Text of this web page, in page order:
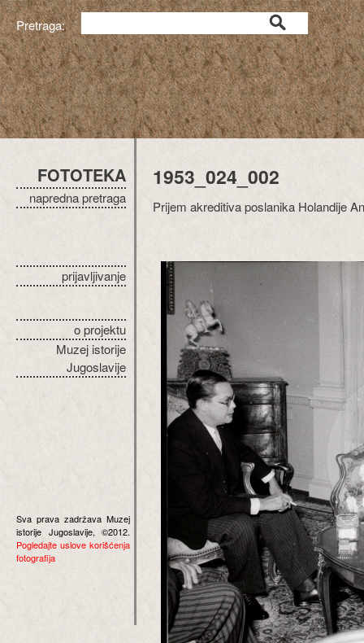
Pretraga:
FOTOTEKA
napredna pretraga
prijavljivanje
o projektu
Muzej istorije
Jugoslavije
Sva prava zadržava Muzej
istorije Jugoslavije, ©2012.
Pogledajte uslove korišćenja
fotografija
1953_024_002
Prijem akreditiva poslanika Holandije